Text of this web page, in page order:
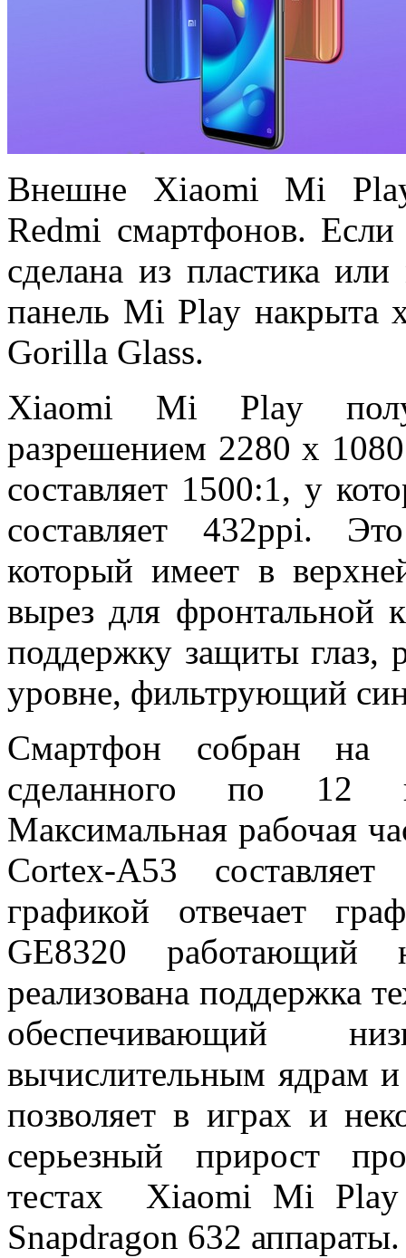
Внешне Xiaomi Mi Play
Redmi смартфонов.
сделана из пластика
панель Mi Play накрыта
Gorilla Glass.
Xiaomi Mi Play
разрешением 2280 х 1080
составляет 1500:1, у
составляет 432ppi.
который имеет в
вырез для фронтальной
поддержку защиты глаз,
уровне, фильтрующий
Смартфон собран на
сделанного по 12
Максимальная рабочая
Cortex-A53
графикой отвечает
GE8320 работающий
реализована поддержка
обеспечивающий
вычислительным ядрам и
позволяет в играх и
серьезный прирост
тестах Xiaomi Mi Play
Snapdragon 632 аппараты.